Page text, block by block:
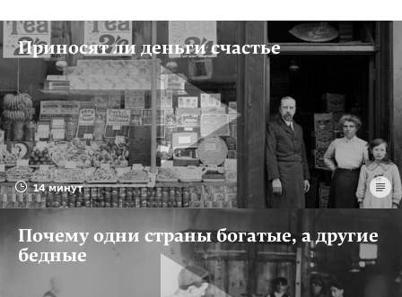
14 минут
Приносят ли деньги счастье
Почему одни страны богатые, а другие
бедные